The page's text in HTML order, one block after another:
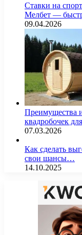
Ставки на
Мелбет —
09.04.2026
Преимущества
квадробочек
07.03.2026
Как сделать
свои шансы…
14.10.2025